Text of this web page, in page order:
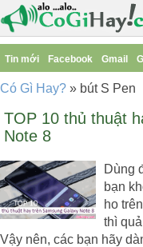
Tin mới Facebook Gmail
Có Gì Hay? » bút S Pen
TOP 10 thủ thuật
Note 8
Dùng
bạn
ho
thì
Vậy nên, các bạn hãy